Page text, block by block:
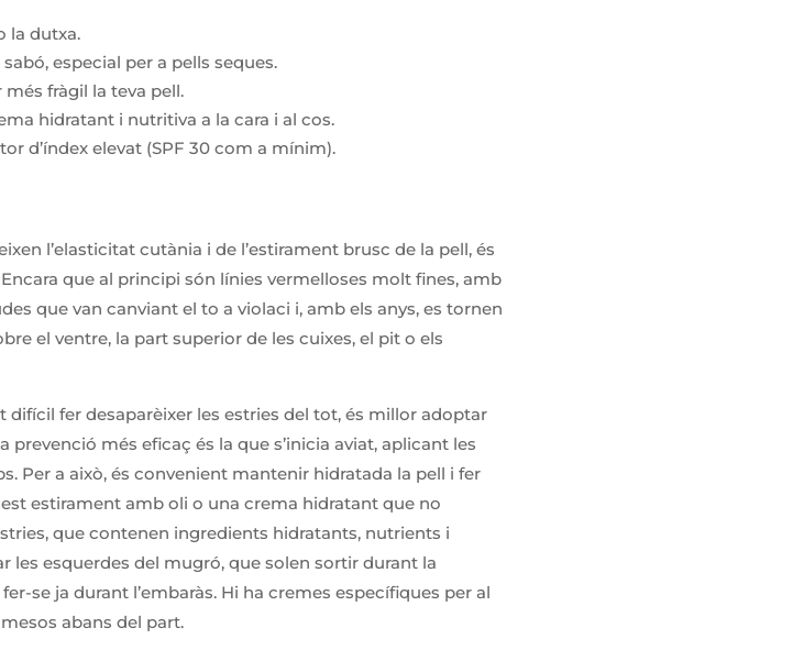
la dutxa.
especial per a pells seques.
fràgil la teva pell.
hidratant i nutritiva a la cara i al cos.
d’índex elevat (SPF 30 com a mínim).
l’elasticitat cutània i de l’estirament brusc de la pell, és
que al principi són línies vermelloses molt fines, amb
que van canviant el to a violaci i, amb els anys, es tornen
el ventre, la part superior de les cuixes, el pit o els
difícil fer desaparèixer les estries del tot, és millor adoptar
més eficaç és la que s’inicia aviat, aplicant les
Per a això, és convenient mantenir hidratada la pell i fer
estirament amb oli o una crema hidratant que no
que contenen ingredients hidratants, nutrients i
les esquerdes del mugró, que solen sortir durant la
se ja durant l’embaràs. Hi ha cremes específiques per al
abans del part.